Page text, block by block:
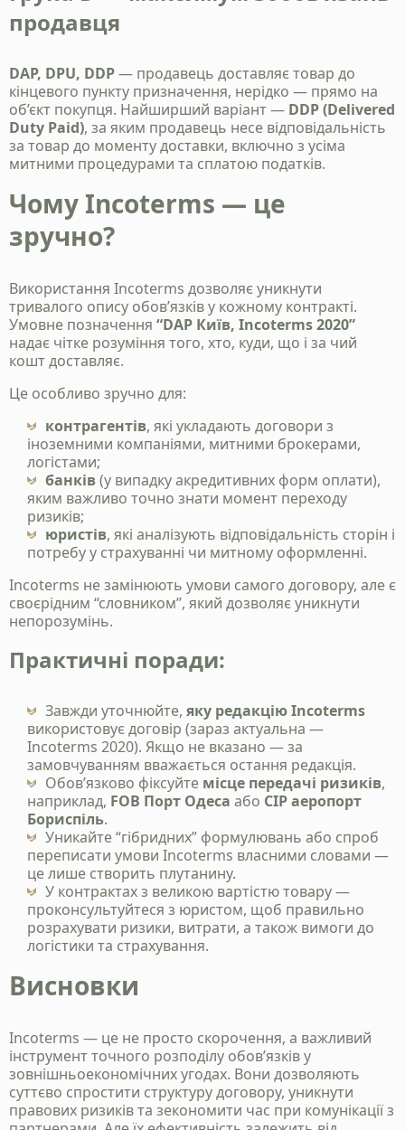
продавця
DAP, DPU, DDP— продавець доставляє товар до
кінцевого пункту призначення, нерідко — прямо на
об’єкт покупця. Найширший варіант — DDP (Delivered
Duty Paid), за яким продавець несе відповідальність
за товар до моменту доставки, включно з усіма
митними процедурами та сплатою податків.
Чому Incoterms — це
зручно?
Використання Incoterms дозволяє уникнути
тривалого опису обов’язків у кожному контракті.
Умовне позначення “DAP Київ, Incoterms 2020”
надає чітке розуміння того, хто, куди, що і за чий
кошт доставляє.
Це особливо зручно для:
контрагентів, які укладають договори з
іноземними компаніями, митними брокерами,
логістами;
банків(у випадку акредитивних форм оплати),
яким важливо точно знати момент переходу
ризиків;
юристів, які аналізують відповідальність сторін і
потребу у страхуванні чи митному оформленні.
Incoterms не замінюють умови самого договору, але є
своєрідним “словником”, який дозволяє уникнути
непорозумінь.
Практичні поради:
Завжди уточнюйте, яку редакцію Incoterms
використовує договір (зараз актуальна —
Incoterms 2020). Якщо не вказано — за
замовчуванням вважається остання редакція.
Обов’язково фіксуйте місце передачі ризиків,
наприклад, FOB Порт Одеса або CIP аеропорт
Бориспіль.
Уникайте “гібридних” формулювань або спроб
переписати умови Incoterms власними словами —
це лише створить плутанину.
У контрактах з великою вартістю товару —
проконсультуйтеся з юристом, щоб правильно
розрахувати ризики, витрати, а також вимоги до
логістики та страхування.
Висновки
Incoterms — це не просто скорочення, а важливий
інструмент точного розподілу обов’язків у
зовнішньоекономічних угодах. Вони дозволяють
суттєво спростити структуру договору, уникнути
правових ризиків та зекономити час при комунікації з
Надіслати